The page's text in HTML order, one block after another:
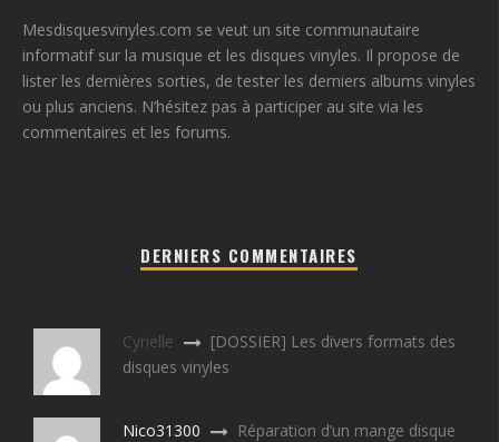
Mesdisquesvinyles.com se veut un site communautaire
informatif sur la musique et les disques vinyles. Il propose de
lister les dernières sorties, de tester les derniers albums vinyles
ou plus anciens. N’hésitez pas à participer au site via les
commentaires et les forums.
DERNIERS COMMENTAIRES
Cyrielle
[DOSSIER] Les divers formats des
disques vinyles
Nico31300
Réparation d’un mange disque